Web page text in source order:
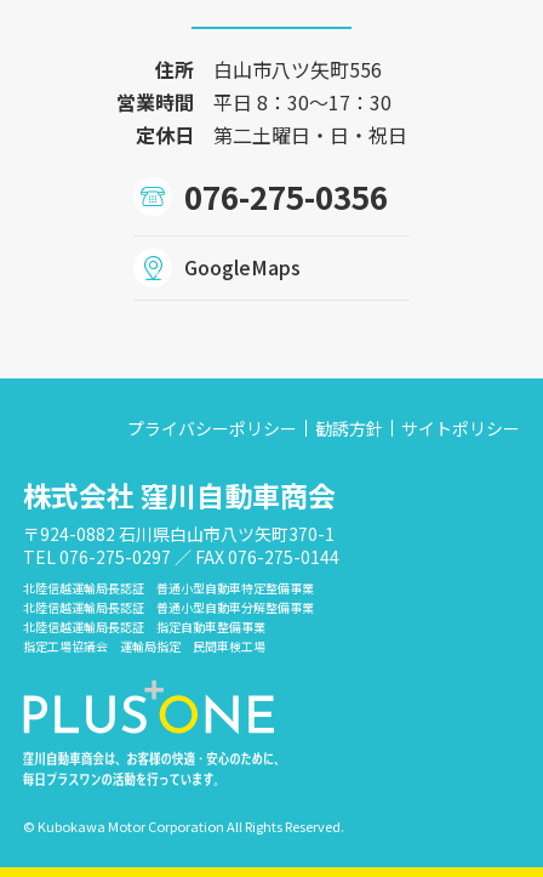
住所
白山市八ツ矢町556
営業時間
平日 8：30〜17：30
定休日
第二土曜日・日・祝日
076-275-0356
GoogleMaps
プライバシーポリシー 勧誘方針 サイトポリシー
株式会社 窪川自動車商会
〒924-0882 石川県白山市八ツ矢町370-1
TEL 076-275-0297 ／ FAX 076-275-0144
北陸信越運輸局長認証 普通小型自動車特定整備事業
北陸信越運輸局長認証 普通小型自動車分解整備事業
北陸信越運輸局長認証 指定自動車整備事業
指定工場協議会 運輸局指定 民間車検工場
© Kubokawa Motor Corporation All Rights Reserved.